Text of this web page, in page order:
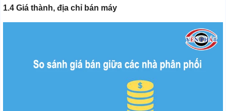
1.4 Giá thành, địa chỉ bán máy